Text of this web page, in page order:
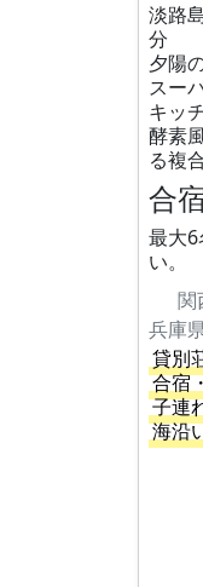
淡路
分
夕陽
スー
キッ
酵素
る複
合
最大6
い。
関
兵庫
貸別
合宿
子連
海沿